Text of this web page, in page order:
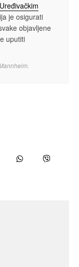
Uređivačkim
je osigurati
objavljene
uputiti